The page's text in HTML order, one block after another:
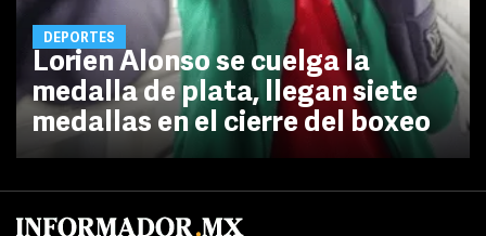
DEPORTES
Lorien Alonso se cuelga la
medalla de plata, llegan siete
medallas en el cierre del boxeo